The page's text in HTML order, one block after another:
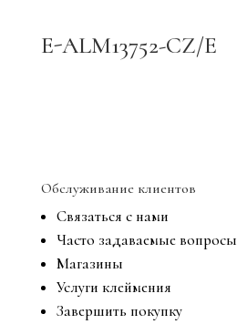
E-ALM13752-CZ/E
Обслуживание клиентов
Связаться с нами
Часто задаваемые вопросы
Магазины
Услуги клеймения
Завершить покупку